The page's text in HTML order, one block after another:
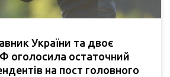
України та двоє
оголосила остаточний
на пост головного